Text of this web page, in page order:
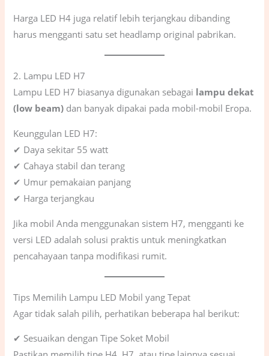
Harga LED H4 juga relatif lebih terjangkau dibanding
harus mengganti satu set headlamp original pabrikan.
2. Lampu LED H7
Lampu LED H7 biasanya digunakan sebagai lampu dekat
(low beam) dan banyak dipakai pada mobil-mobil Eropa.
Keunggulan LED H7:
✔ Daya sekitar 55 watt
✔ Cahaya stabil dan terang
✔ Umur pemakaian panjang
✔ Harga terjangkau
Jika mobil Anda menggunakan sistem H7, mengganti ke
versi LED adalah solusi praktis untuk meningkatkan
pencahayaan tanpa modifikasi rumit.
Tips Memilih Lampu LED Mobil yang Tepat
Agar tidak salah pilih, perhatikan beberapa hal berikut:
✔ Sesuaikan dengan Tipe Soket Mobil